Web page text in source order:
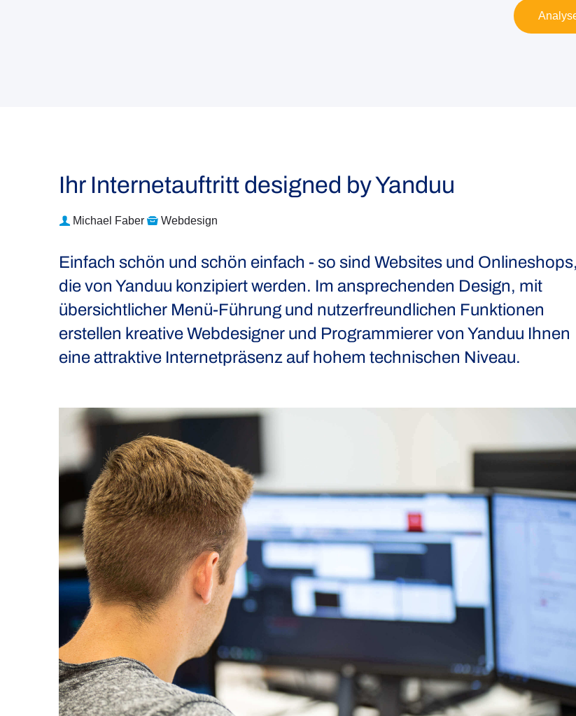
Ihr Internetauftritt designed by Yanduu
Michael Faber Webdesign
Einfach schön und schön einfach - so sind Websites und Onlineshops,
die von Yanduu konzipiert werden. Im ansprechenden Design, mit
übersichtlicher Menü-Führung und nutzerfreundlichen Funktionen
erstellen kreative Webdesigner und Programmierer von Yanduu Ihnen
eine attraktive Internetpräsenz auf hohem technischen Niveau.